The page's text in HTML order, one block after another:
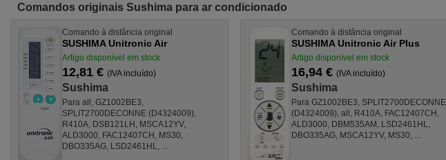
Comandos originais Sushima para ar condicionado
Comando à distância original
SUSHIMA Unitronic Air
Artigo disponível em stock
12,81 € (IVA incluído)
Sushima
Para all, GZ1002BE3,
SPLIT2700DECONNE (D4324009),
R410A, DSB121LH, MSCA12YV,
ALD3000, FAC12407CH, MS30,
DBO335AG, LSD2461HL, ...
Comando à distância original
SUSHIMA Unitronic Air Plus
Artigo disponível em stock
16,94 € (IVA incluído)
Sushima
Para GZ1002BE3, SPLIT2700DECONNE
(D4324009), all, R410A, FAC12407CH,
ALD3000, DBM535AM, LSD2461HL,
DBO335AG, MSCA12YV, MS30, ...